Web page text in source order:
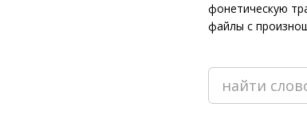
фонетическую
файлы с